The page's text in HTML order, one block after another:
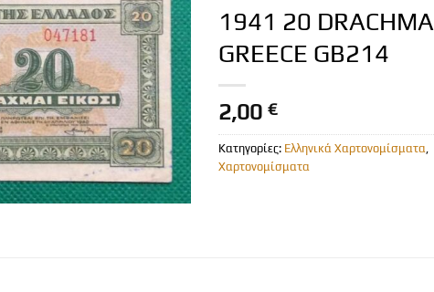
1941 20 DRACHMA
GREECE GB214
2,00 €
Κατηγορίες: Ελληνικά Χαρτονομίσματα
Χαρτονομίσματα